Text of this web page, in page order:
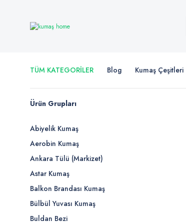
TÜM KATEGORİLER Blog Kumaş Çeşitleri
Ürün Grupları
Abiyelik Kumaş
Aerobin Kumaş
Ankara Tülü (Markizet)
Astar Kumaş
Balkon Brandası Kumaş
Bülbül Yuvası Kumaş
Buldan Bezi